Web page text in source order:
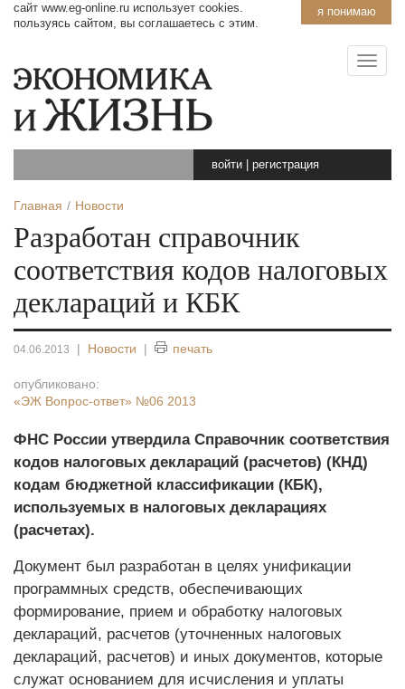
я понимаю
сайт www.eg-online.ru использует cookies.
пользуясь сайтом, вы соглашаетесь с этим.
войти регистрация
Главная Новости
Разработан справочник
соответствия кодов налоговых
деклараций и КБК
04.06.2013 | Новости | печать
опубликовано:
«ЭЖ Вопрос-ответ» №06 2013
ФНС России утвердила Справочник соответствия
кодов налоговых деклараций (расчетов) (КНД)
кодам бюджетной классификации (КБК),
используемых в налоговых декларациях
(расчетах).
Документ был разработан в целях унификации
программных средств, обеспечивающих
формирование, прием и обработку налоговых
деклараций, расчетов (уточненных налоговых
деклараций, расчетов) и иных документов, которые
служат основанием для исчисления и уплаты